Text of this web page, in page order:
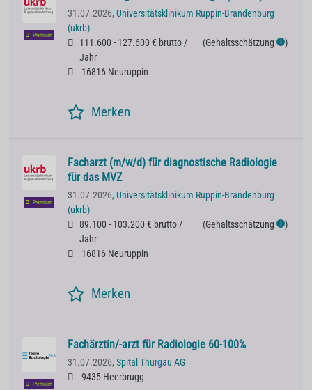
Premium
31.07.2026, Universitätsklinikum Ruppin-Brandenburg
(ukrb)
111.600 - 127.600 € brutto /
Jahr
(Gehaltsschätzung ℹ )
16816 Neuruppin
Merken
Premium
Facharzt (m/w/d) für diagnostische Radiologie
für das MVZ
31.07.2026, Universitätsklinikum Ruppin-Brandenburg
(ukrb)
89.100 - 103.200 € brutto /
Jahr
(Gehaltsschätzung ℹ )
16816 Neuruppin
Merken
Premium
Fachärztin/-arzt für Radiologie 60-100%
31.07.2026, Spital Thurgau AG
9435 Heerbrugg